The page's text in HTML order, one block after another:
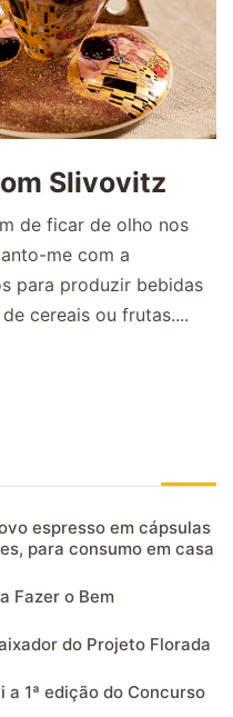
Slivovitz
de ficar de olho nos
me com a
para produzir bebidas
cereais ou frutas....
espresso em cápsulas
para consumo em casa
Fazer o Bem
do Projeto Florada
1ª edição do Concurso